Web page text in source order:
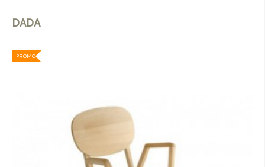
DADA
PROMO